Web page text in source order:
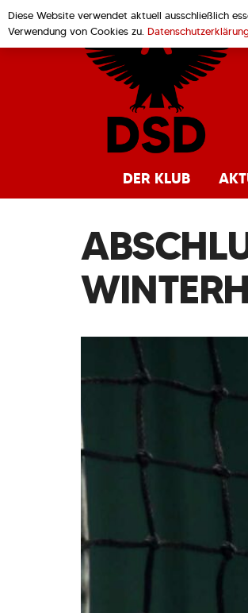
DER KLUB
Diese Website verwendet aktuell ausschließlich
Verwendung von Cookies zu.